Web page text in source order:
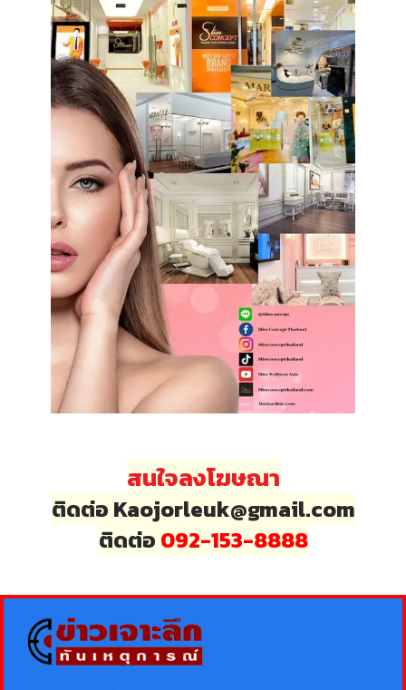
สนใจลงโฆษณา
ติดต่อ Kaojorleuk@gmail.com
ติดต่อ 092-153-8888